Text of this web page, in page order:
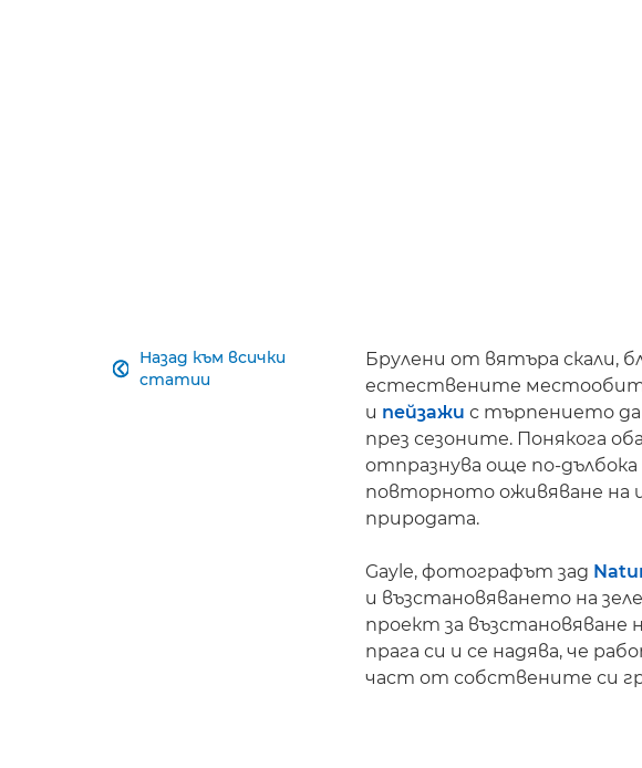
Назад към всички
статии

Брулени от вятъра скали,
естествените
и пейзажи с търпението
през сезоните. Понякога
отпразнува още по-
повторното оживяване на
природата.
Gayle, фотографът зад
и възстановяването на
проект за
прага си и се надява, че
част от собствените си